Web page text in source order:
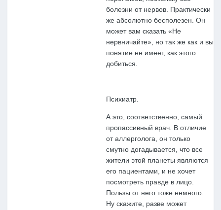
болезни от нервов. Практически
же абсолютно бесполезен. Он
может вам сказать «Не
нервничайте», но так же как и вы
понятие не имеет, как этого
добиться.
Психиатр.
А это, соответственно, самый
пропассивный врач. В отличие
от аллерголога, он только
смутно догадывается, что все
жители этой планеты являются
его пациентами, и не хочет
посмотреть правде в лицо.
Пользы от него тоже немного.
Ну скажите, разве может